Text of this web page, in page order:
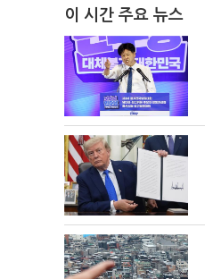
이 시간 주요 뉴스